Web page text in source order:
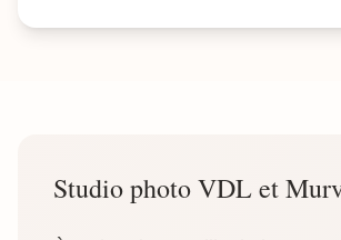
Studio photo VDL et